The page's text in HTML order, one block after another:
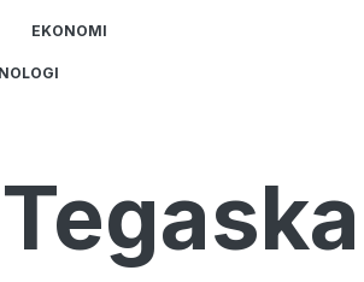
EKONOMI